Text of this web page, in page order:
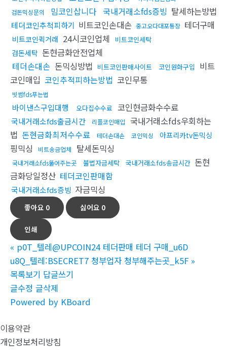
검돈믹싱문의
밈코인삽니다 국내거래소fds증빙 탈세하는방법
테더코인추척피하기 비트코인손대손 중고오다대포통장 테더구매
비트코인퀵거래 24시코인업체 비트코인세탁
검돈세탁 돈현금화안전업체
테더손대손 돈믹싱방법 비트코인판매사이트 코인원화구입
비트
코인매입 코인추적피하는방법 코인무통
빗썸fds푸는법
바이낸스구입대행 오다집수수료 코인현금화수수료
국내거래소fds출금시간 리플코인매입
국내거래소fds우회하는
법 돈현금화최저수수료 테더손대손 코인믹싱 아프리카tv돈믹싱
핑믹싱 비트송금업체 탈세돈믹싱
국내거래소fds뚫어주는곳 불법자금세탁 국내거래소fds송금시간 돈현
금화당일정산 테더코인판매함
국내거래소fds증빙 자금믹싱
좋아요 0 싫어요 0
인쇄
« p0T_텔레@UPCOIN24 테더판매 테더 구매_u6D
u8Q_텔레:BSECRET7 청부업자 청부해주는곳_k5F »
목록보기 답글쓰기
글수정 글삭제
Powered by KBoard
이용약관
개인정보처리방침